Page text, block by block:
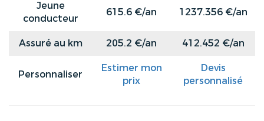
Jeune
conducteur
615.6 €/an 1237.356 €/an
Assuré au km 205.2 €/an 412.452 €/an
Personnaliser
Estimer mon
prix
Devis
personnalisé